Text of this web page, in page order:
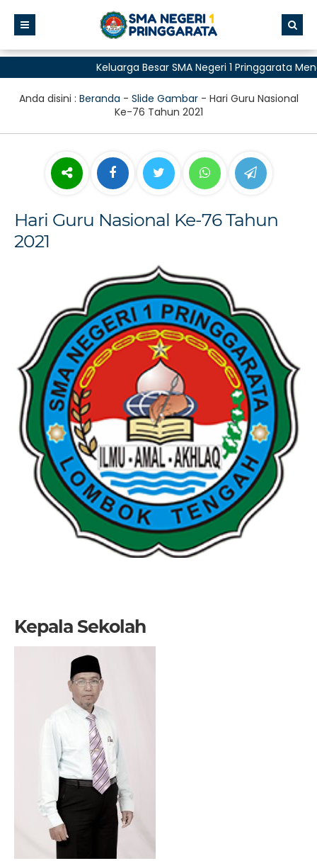
Keluarga Besar SMA Negeri 1 Pringgarata
Anda disini : Beranda - Slide Gambar- Hari Guru Nasional
Ke-76 Tahun 2021
Hari Guru Nasional Ke-76 Tahun
2021
Kepala Sekolah